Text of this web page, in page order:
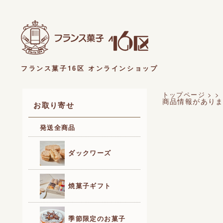
フランス菓子16区 オンラインショップ
お取り寄せ
発送全商品
ダックワーズ
焼菓子ギフト
季節限定のお菓子
トップページ > >
商品情報があり